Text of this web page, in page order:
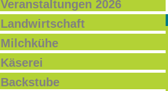
Veranstaltungen 2026
Landwirtschaft
Milchkühe
Käserei
Backstube